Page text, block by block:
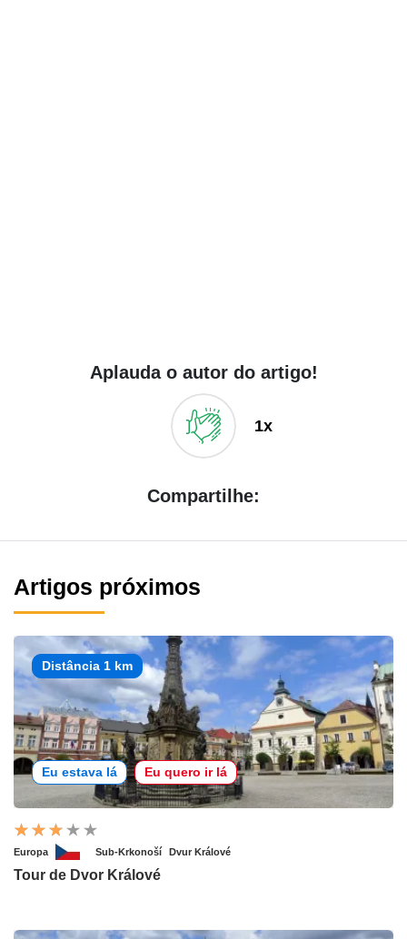
Aplauda o autor do artigo!
1x
Compartilhe:
Artigos próximos
Distância 1 km
Eu estava lá Eu quero ir lá
Europa Sub-Krkonoší Dvur Králové
Tour de Dvor Králové